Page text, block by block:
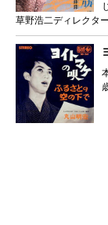
草野浩二ディレクタ